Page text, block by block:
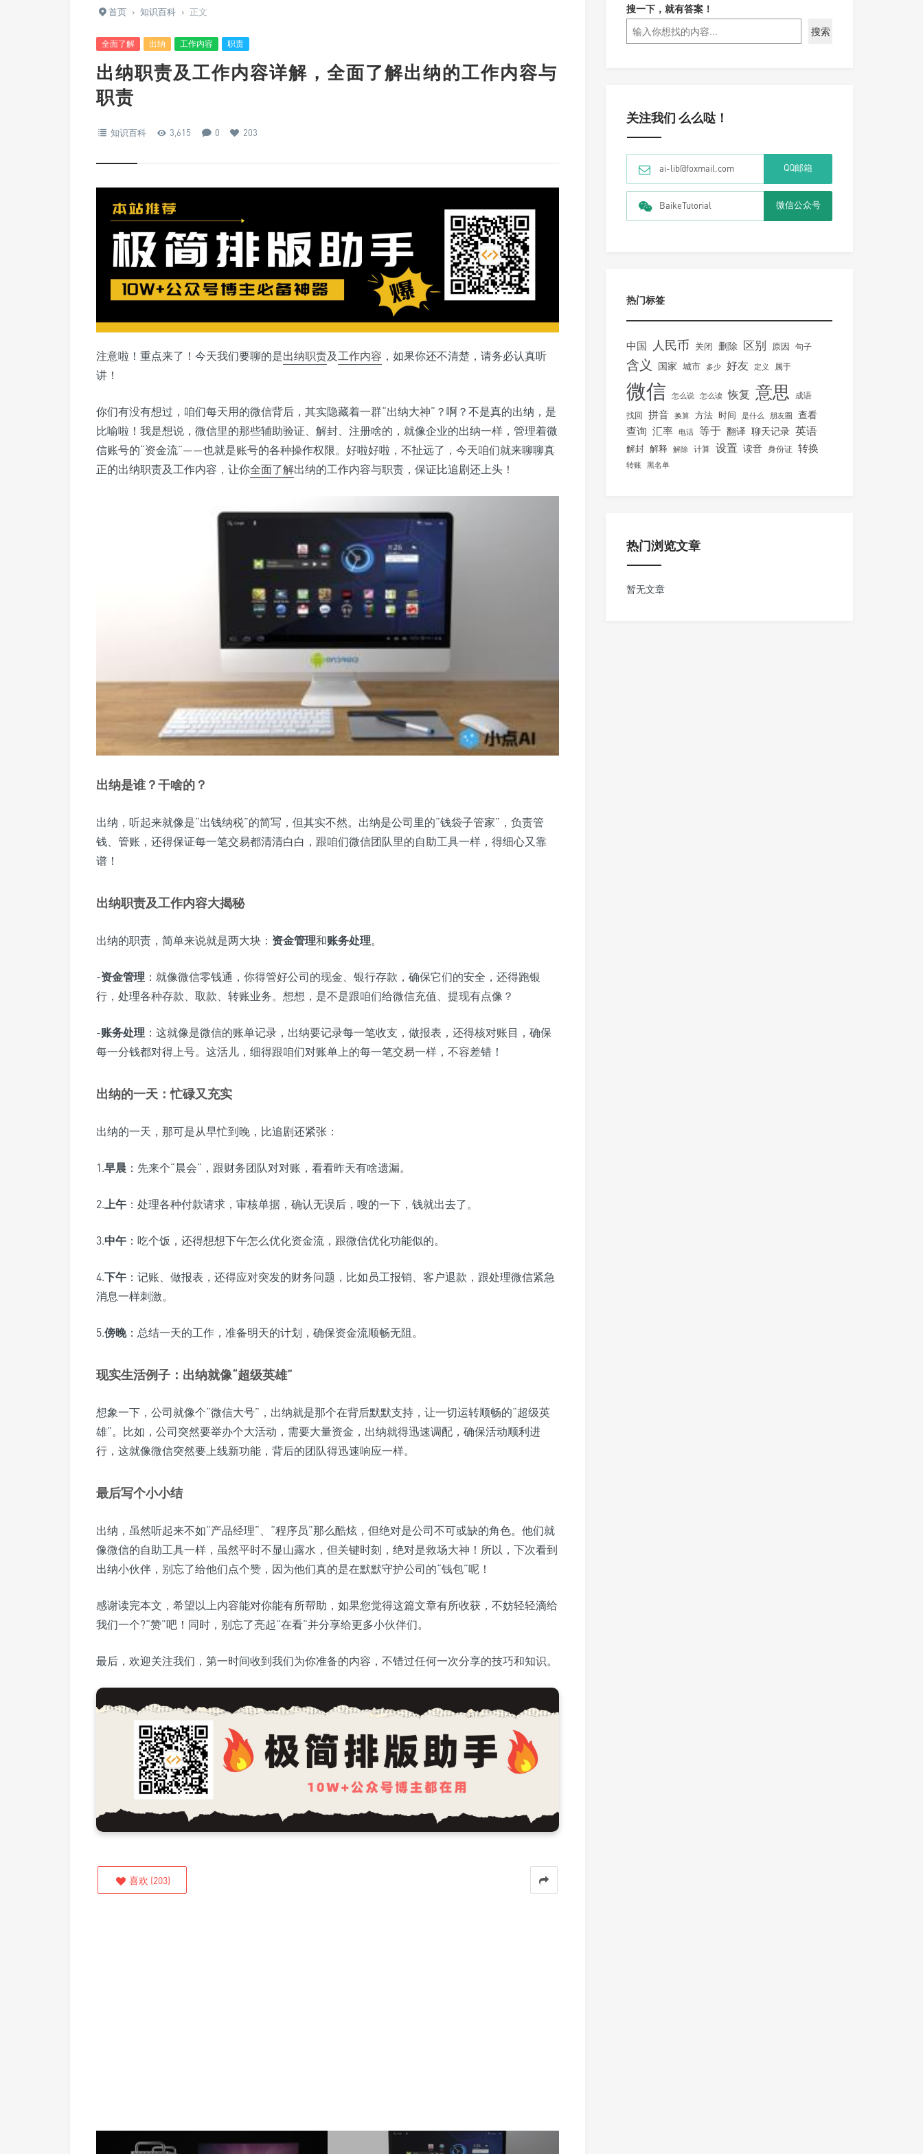
首页 › 知识百科 › 正文
全面了解 出纳 工作内容 职责
出纳职责及工作内容详解，全面了解出纳的工作内容与
职责
知识百科 3,615 0 203
注意啦！重点来了！今天我们要聊的是出纳职责及 工作内容 ，如果你还不清楚，请务必认真听
讲！
你们有没有想过，咱们每天用的微信背后，其实隐藏着一群“出纳大神”？啊？不是真的出纳，是
比喻啦！我是想说，微信里的那些辅助验证、解封、注册啥的，就像企业的出纳一样，管理着微
信账号的“资金流”——也就是账号的各种操作权限。好啦好啦，不扯远了，今天咱们就来聊聊真
正的出纳职责及工作内容，让你全面了解出纳的工作内容与职责，保证比追剧还上头！
出纳是谁？干啥的？
出纳，听起来就像是“出钱纳税”的简写，但其实不然。出纳是公司里的“钱袋子管家”，负责管
钱、管账，还得保证每一笔交易都清清白白，跟咱们微信团队里的自助工具一样，得细心又靠
谱！
出纳职责及工作内容大揭秘
出纳的职责，简单来说就是两大块： 资金管理和账务处理。
-资金管理 ：就像微信零钱通，你得管好公司的现金、银行存款，确保它们的安全，还得跑银
行，处理各种存款、取款、转账业务。想想，是不是跟咱们给微信充值、提现有点像？
-账务处理 ：这就像是微信的账单记录，出纳要记录每一笔收支，做报表，还得核对账目，确保
每一分钱都对得上号。这活儿，细得跟咱们对账单上的每一笔交易一样，不容差错！
出纳的一天：忙碌又充实
出纳的一天，那可是从早忙到晚，比追剧还紧张：
1.早晨 ：先来个“晨会”，跟财务团队对对账，看看昨天有啥遗漏。
2. 上午 ：处理各种付款请求，审核单据，确认无误后，嗖的一下，钱就出去了。
3.中午 ：吃个饭，还得想想下午怎么优化资金流，跟微信优化功能似的。
4.下午 ：记账、做报表，还得应对突发的财务问题，比如员工报销、客户退款，跟处理微信紧急
消息一样刺激。
5.傍晚：总结一天的工作，准备明天的计划，确保资金流顺畅无阻。
现实生活例子：出纳就像“超级英雄”
想象一下，公司就像个“微信大号”，出纳就是那个在背后默默支持，让一切运转顺畅的“超级英
雄”。比如，公司突然要举办个大活动，需要大量资金，出纳就得迅速调配，确保活动顺利进
行，这就像微信突然要上线新功能，背后的团队得迅速响应一样。
最后写个小小结
出纳，虽然听起来不如“产品经理”、“程序员”那么酷炫，但绝对是公司不可或缺的角色。他们就
像微信的自助工具一样，虽然平时不显山露水，但关键时刻，绝对是救场大神！所以，下次看到
出纳小伙伴，别忘了给他们点个赞，因为他们真的是在默默守护公司的“钱包”呢！
感谢读完本文，希望以上内容能对你能有所帮助，如果您觉得这篇文章有所收获，不妨轻轻滴给
我们一个?“赞”吧！同时，别忘了亮起“在看”并分享给更多小伙伴们。
最后，欢迎关注我们，第一时间收到我们为你准备的内容，不错过任何一次分享的技巧和知识。
喜欢 (203)
搜一下，就有答案！
搜索
关注我们 么么哒！
ai-lib@foxmail.com QQ邮箱
BaikeTutorial 微信公众号
热门标签
中国 人民币 关闭 删除 区别 原因 句子
含义 国家 城市 多少 好友 定义 属于
微信 怎么说 怎么读 恢复 意思 成语
找回 拼音 换算 方法 时间 是什么 朋友圈 查看
查询 汇率 电话 等于 翻译 聊天记录 英语
解封 解释 解除 计算 设置 读音 身份证 转换
转账 黑名单
热门浏览文章
暂无文章